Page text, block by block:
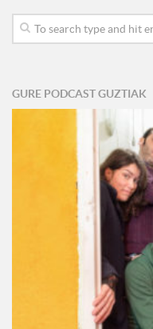
GURE PODCAST GUZTIAK